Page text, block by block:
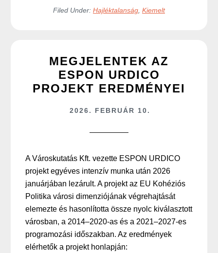
Filed Under: Hajléktalanság Kiemelt
MEGJELENTEK AZ
ESPON URDICO
PROJEKT EREDMÉNYEI
2026. FEBRUÁR 10.
A Városkutatás Kft. vezette ESPON URDICO
projekt egyéves intenzív munka után 2026
januárjában lezárult. A projekt az EU Kohéziós
Politika városi dimenziójának végrehajtását
elemezte és hasonlította össze nyolc kiválasztott
városban, a 2014–2020-as és a 2021–2027-es
programozási időszakban. Az eredmények
elérhetők a projekt honlapján: